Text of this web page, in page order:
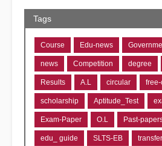
Tags
Course Edu-news
news Competition degree
Results A.L circular
scholarship Aptitude_Test
Exam-Paper O.L Past-
edu_ guide SLTS-EB